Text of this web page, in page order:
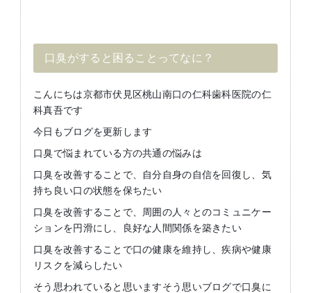
口臭がすると困ることってなに？
こんにちは京都市伏見区桃山南口の仁科歯科医院の仁
科真吾です
今日もブログを更新します
口臭で悩まれている方の共通の悩みは
口臭を改善することで、自分自身の自信を回復し、気
持ち良い口の状態を保ちたい
口臭を改善することで、周囲の人々とのコミュニケー
ションを円滑にし、良好な人間関係を築きたい
口臭を改善することで口の健康を維持し、疾病や健康
リスクを減らしたい
そう思われていると思いますそう思いブログで口臭に